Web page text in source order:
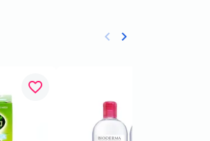
favorite_border
Anterior
keyboard_arrow_left Siguiente
keyboard_arrow_right